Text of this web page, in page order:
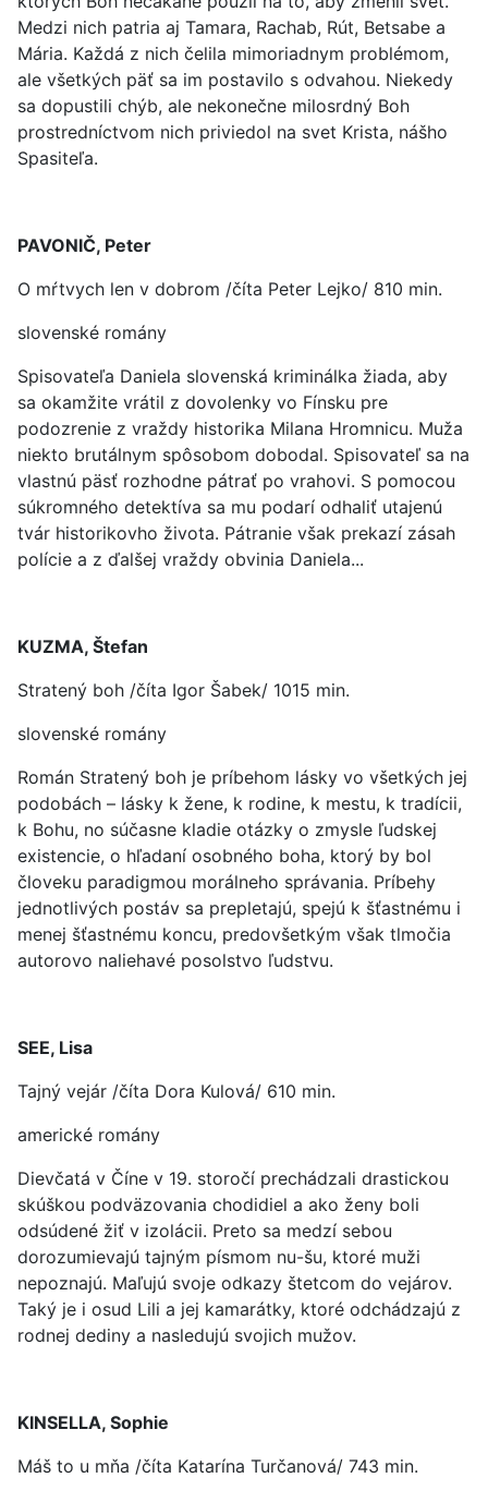
Medzi nich patria aj Tamara, Rachab, Rút, Betsabe a
Mária. Každá z nich čelila mimoriadnym problémom,
ale všetkých päť sa im postavilo s odvahou. Niekedy
sa dopustili chýb, ale nekonečne milosrdný Boh
prostredníctvom nich priviedol na svet Krista, nášho
Spasiteľa.
PAVONIČ, Peter
O mŕtvych len v dobrom /číta Peter Lejko/ 810 min.
slovenské romány
Spisovateľa Daniela slovenská kriminálka žiada, aby
sa okamžite vrátil z dovolenky vo Fínsku pre
podozrenie z vraždy historika Milana Hromnicu. Muža
niekto brutálnym spôsobom dobodal. Spisovateľ sa na
vlastnú päsť rozhodne pátrať po vrahovi. S pomocou
súkromného detektíva sa mu podarí odhaliť utajenú
tvár historikovho života. Pátranie však prekazí zásah
polície a z ďalšej vraždy obvinia Daniela...
KUZMA, Štefan
Stratený boh /číta Igor Šabek/ 1015 min.
slovenské romány
Román Stratený boh je príbehom lásky vo všetkých jej
podobách – lásky k žene, k rodine, k mestu, k tradícii,
k Bohu, no súčasne kladie otázky o zmysle ľudskej
existencie, o hľadaní osobného boha, ktorý by bol
človeku paradigmou morálneho správania. Príbehy
jednotlivých postáv sa prepletajú, spejú k šťastnému i
menej šťastnému koncu, predovšetkým však tlmočia
autorovo naliehavé posolstvo ľudstvu.
SEE, Lisa
Tajný vejár /číta Dora Kulová/ 610 min.
americké romány
Dievčatá v Číne v 19. storočí prechádzali drastickou
skúškou podväzovania chodidiel a ako ženy boli
odsúdené žiť v izolácii. Preto sa medzí sebou
dorozumievajú tajným písmom nu-šu, ktoré muži
nepoznajú. Maľujú svoje odkazy štetcom do vejárov.
Taký je i osud Lili a jej kamarátky, ktoré odchádzajú z
rodnej dediny a nasledujú svojich mužov.
KINSELLA, Sophie
Máš to u mňa /číta Katarína Turčanová/ 743 min.